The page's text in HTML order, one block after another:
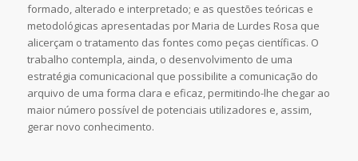
formado, alterado e interpretado; e as questões teóricas e
metodológicas apresentadas por Maria de Lurdes Rosa que
alicerçam o tratamento das fontes como peças científicas. O
trabalho contempla, ainda, o desenvolvimento de uma
estratégia comunicacional que possibilite a comunicação do
arquivo de uma forma clara e eficaz, permitindo-lhe chegar ao
maior número possível de potenciais utilizadores e, assim,
gerar novo conhecimento.